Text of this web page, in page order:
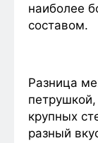
наиболее
составом.
Разница
крупных
разный